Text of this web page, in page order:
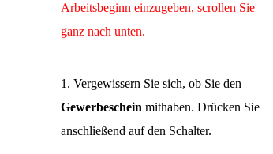
Arbeitsbeginn einzugeben, scrollen Sie
ganz nach unten.
1. Vergewissern Sie sich, ob Sie den
Gewerbeschein mithaben. Drücken Sie
anschließend auf den Schalter.